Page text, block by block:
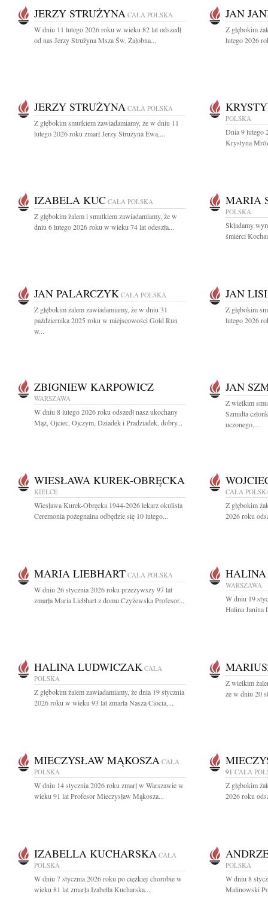
JERZY STRUŻYNA CAŁA POLSKA
W dniu 11 lutego 2026 roku w wieku 82 lat odszedł
od nas Jerzy Strużyna Msza Św. Żałobna...
JAN
Z głębokim
lutego 2026
JERZY STRUŻYNA CAŁA POLSKA
Z głębokim smutkiem zawiadamiamy, że w dniu 11
lutego 2026 roku zmarł Jerzy Strużyna Ewa,...
POLSKA
Dnia 9 lutego
Krystyna
IZABELA KUC CAŁA POLSKA
Z głębokim żalem i smutkiem zawiadamiamy, że w
dniu 6 lutego 2026 roku w wieku 74 lat odeszła...
MARIA
POLSKA
Składamy
śmierci
JAN PALARCZYK CAŁA POLSKA
Z głębokim żalem zawiadamiamy, że w dniu 31
października 2025 roku w miejscowości Gold Run
w...
JAN
Z głębokim
lutego 2026
ZBIGNIEW KARPOWICZ
WARSZAWA
W dniu 8 lutego 2026 roku odszedł nasz ukochany
Mąż, Ojciec, Ojczym, Dziadek i Pradziadek, dobry...
JAN
Z wielkim
Szmidta
uczonego,...
WIESŁAWA KUREK-OBRĘCKA
KIELCE
Wiesława Kurek-Obręcka 1944-2026 lekarz okulista
Ceremonia pożegnalna odbędzie się 10 lutego...
CAŁA
Z głębokim
2026 roku
MARIA LIEBHART CAŁA POLSKA
W dniu 26 stycznia 2026 roku przeżywszy 97 lat
zmarła Maria Liebhart z domu Czyżewska Profesor...
WARSZAWA
W dniu 19
Halina Janina
HALINA LUDWICZAK CAŁA
POLSKA
Z głębokim żalem zawiadamiamy, że dnia 19 stycznia
2026 roku w wieku 93 lat zmarła Nasza Ciocia,...
Z wielkim
że w dniu 20
MIECZYSŁAW MĄKOSZA CAŁA
POLSKA
W dniu 14 stycznia 2026 roku zmarł w Warszawie w
wieku 91 lat Profesor Mieczysław Mąkosza...
91 CAŁA
Z głębokim
2026 roku
IZABELLA KUCHARSKA CAŁA
POLSKA
W dniu 7 stycznia 2026 roku po ciężkiej chorobie w
wieku 81 lat zmarła Izabella Kucharska...
POLSKA
W dniu 8
Malinowski